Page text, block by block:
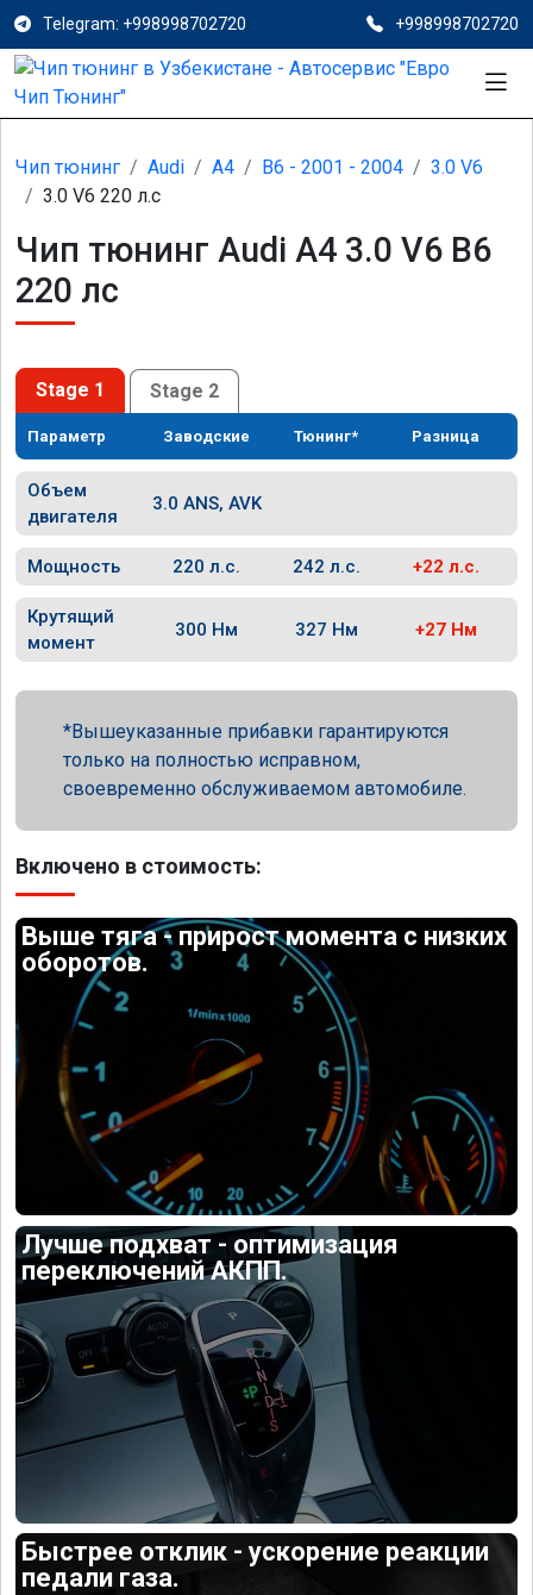
Telegram: +998998702720 +998998702720
Чип тюнинг Audi A4 B6 - 2001 - 2004
3.0 V6
3.0 V6 220 л.с
Чип тюнинг Audi A4 3.0 V6 B6
220 лс
Stage 1 Stage 2
Параметр Заводские Тюнинг* Разница
Объем
двигателя
3.0 ANS, AVK
Мощность 220 л.с. 242 л.с. +22 л.с.
Крутящий
момент
300 Нм 327 Нм +27 Нм
Вышеуказанные прибавки гарантируются
только на полностью исправном,
своевременно обслуживаемом автомобиле.
Включено в стоимость:
Выше тяга - прирост момента с низких
оборотов.
Лучше подхват - оптимизация
переключений АКПП.
Быстрее отклик - ускорение реакции
педали газа.